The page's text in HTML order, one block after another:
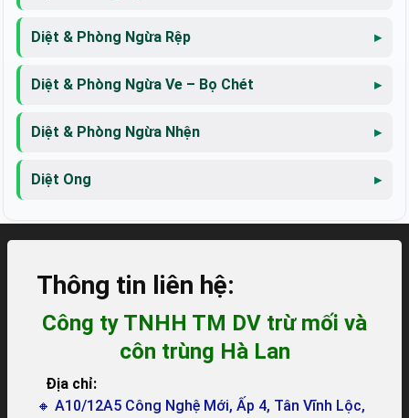
Diệt & Phòng Ngừa Rệp
Diệt & Phòng Ngừa Ve – Bọ Chét
Diệt & Phòng Ngừa Nhện
Diệt Ong
Thông tin liên hệ:
Công ty TNHH TM DV trừ mối và
côn trùng Hà Lan
Địa chỉ:
🔸 A10/12A5 Công Nghệ Mới, Ấp 4, Tân Vĩnh Lộc,